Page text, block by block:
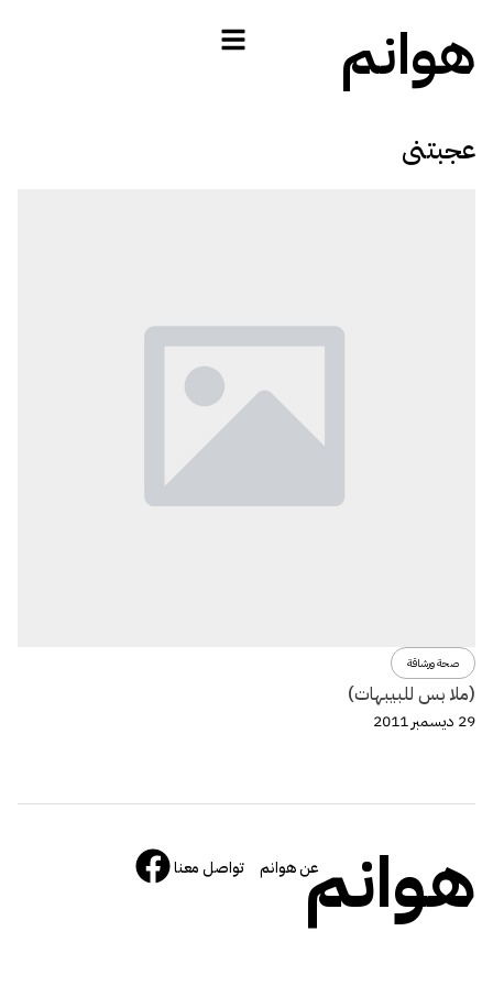
هوانم
عجبتنى
صحة ورشاقة
(ملا بس للبيبهات)
29 ديسمبر 2011
هوانمعن هوانم تواصل معنا